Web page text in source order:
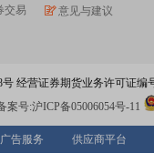
交易
意见与建议
经营证券期货业务许可证编
案号:沪ICP备05006054号-11
广告服务 供应商平台